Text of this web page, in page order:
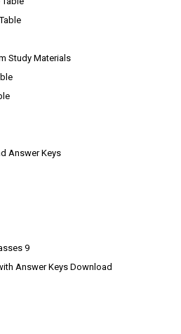
Study Materials
Answer Keys
9
Answer Keys Download